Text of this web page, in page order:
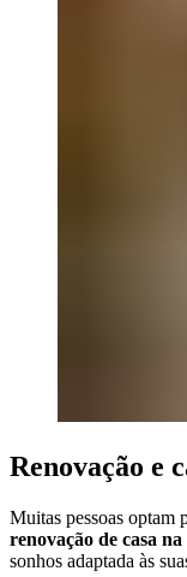
Renovação e
Muitas pessoas optam
renovação de casa
sonhos adaptada às